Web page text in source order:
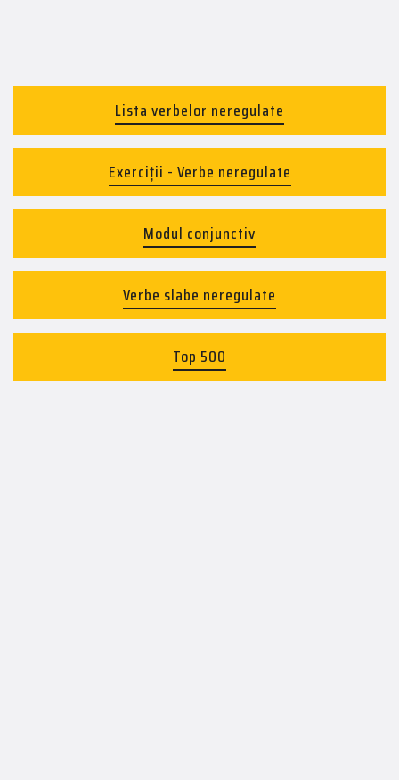
Lista verbelor neregulate
Exerciții - Verbe neregulate
Modul conjunctiv
Verbe slabe neregulate
Top 500